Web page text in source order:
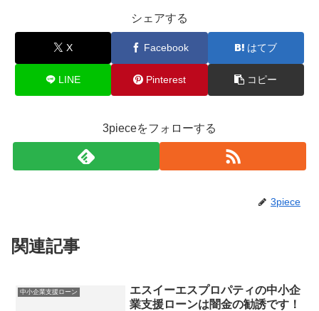
シェアする
X Facebook はてブ
LINE Pinterest コピー
3pieceをフォローする
3piece
関連記事
中小企業支援ローン
エスイーエスプロパティの中小企
業支援ローンは闇金の勧誘です！